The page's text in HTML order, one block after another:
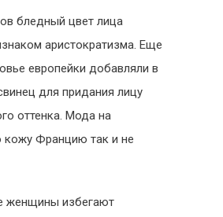
бледный цвет лица
аристократизма. Еще
европейки добавляли в
для придания лицу
оттенка. Мода на
Францию так и не
женщины избегают